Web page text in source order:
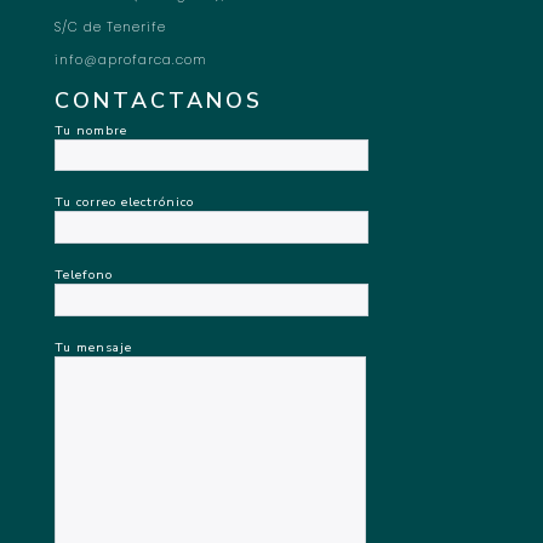
S/C de Tenerife
info@aprofarca.com
CONTACTANOS
Tu nombre
Tu correo electrónico
Telefono
Tu mensaje